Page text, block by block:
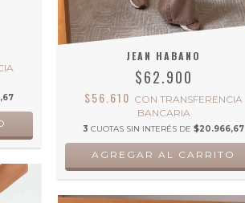
JEAN HABANO
$62.900
$56.610 CON TRANSFERENCIA
BANCARIA
3 CUOTAS SIN INTERÉS DE $20.966,67
AGREGAR AL CARRITO